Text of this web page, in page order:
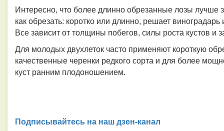
Интересно, что более длинно обрезанные лозы лучше
как обрезать: коротко или длинно, решает
Все зависит от толщины побегов, силы роста кустов и
Для молодых двухлеток часто применяют короткую
качественные черенки редкого сорта и для более
куст ранним плодоношением.
Подписывайтесь на наш дзен-канал